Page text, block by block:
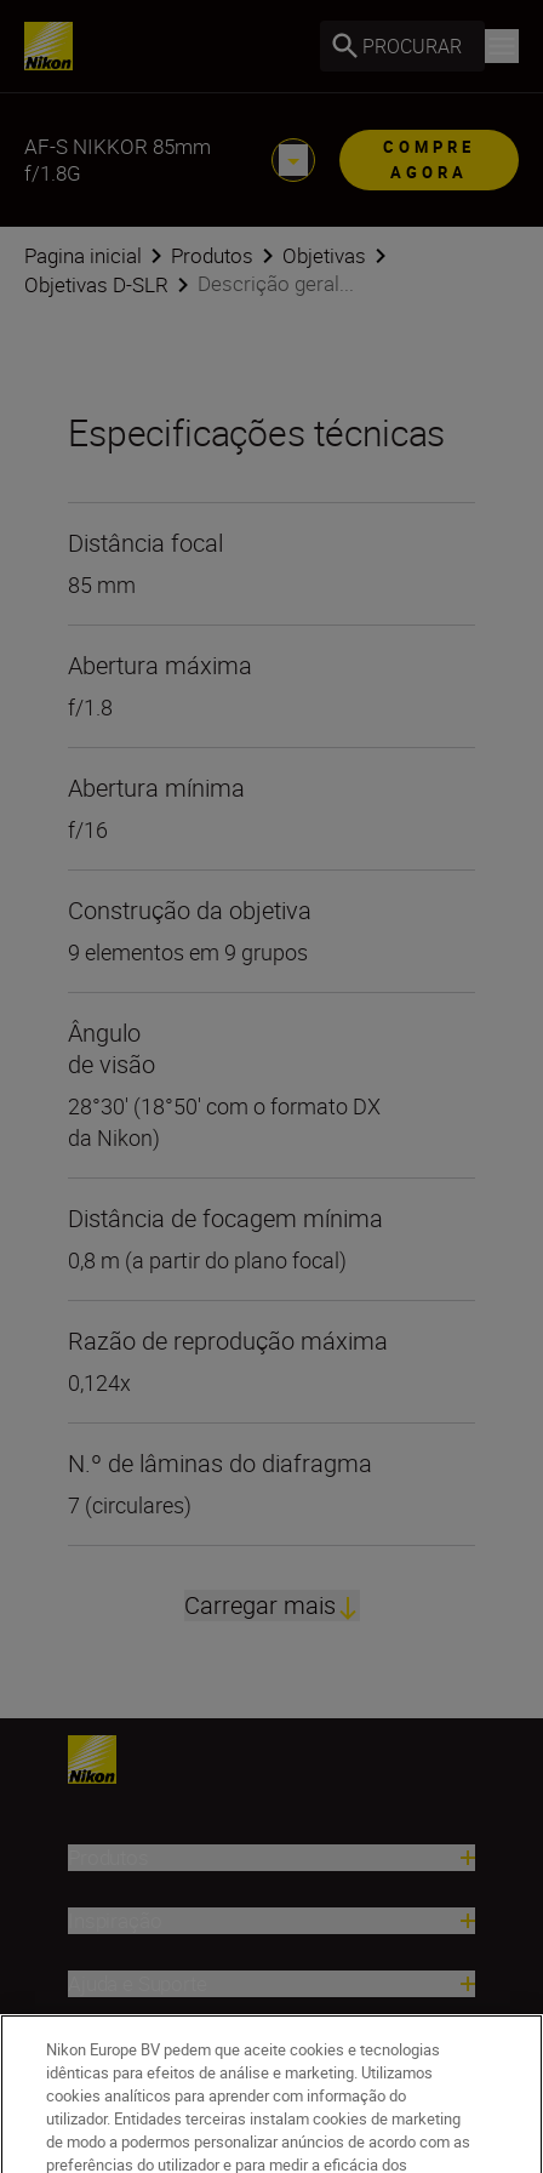
PROCURAR
AF-S NIKKOR 85mm
f/1.8G
COMPRE
AGORA
Pagina inicial Produtos
Objetivas
Objetivas D-SLR
Descrição geral...
Especificações técnicas
Distância focal
85 mm
Abertura máxima
f/1.8
Abertura mínima
f/16
Construção da objetiva
9 elementos em 9 grupos
Ângulo
de visão
28°30' (18°50' com o formato DX
da Nikon)
Distância de focagem mínima
0,8 m (a partir do plano focal)
Razão de reprodução máxima
0,124x
N.º de lâminas do diafragma
7 (circulares)
Carregar mais
Empresa
Nikon Europe BV pedem que aceite cookies e tecnologias
idênticas para efeitos de análise e marketing. Utilizamos
cookies analíticos para aprender com informação do
utilizador. Entidades terceiras instalam cookies de marketing
de modo a podermos personalizar anúncios de acordo com as
preferências do utilizador e para medir a eficácia dos